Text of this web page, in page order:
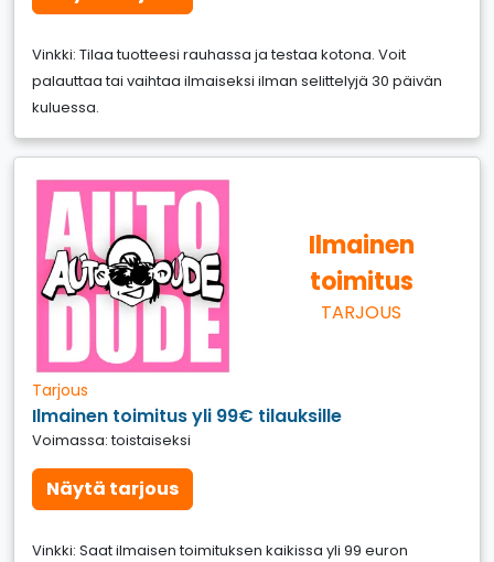
Vinkki: Tilaa tuotteesi rauhassa ja testaa kotona. Voit
palauttaa tai vaihtaa ilmaiseksi ilman selittelyjä 30 päivän
kuluessa.
Ilmainen
toimitus
TARJOUS
Tarjous
Ilmainen toimitus yli 99€ tilauksille
Voimassa: toistaiseksi
Näytä tarjous
Vinkki: Saat ilmaisen toimituksen kaikissa yli 99 euron